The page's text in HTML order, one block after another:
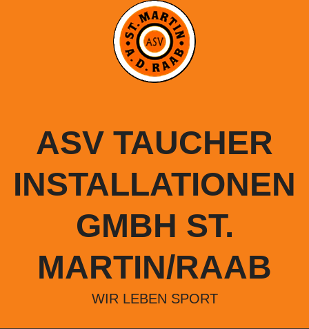
ASV TAUCHER
INSTALLATIONEN
GMBH ST.
MARTIN/RAAB
WIR LEBEN SPORT